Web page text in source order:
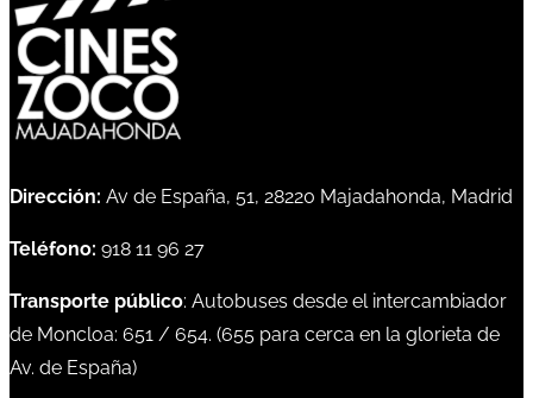
Dirección: Av de España, 51, 28220 Majadahonda, Madrid
Teléfono: 918 11 96 27
Transporte público: Autobuses desde el intercambiador
de Moncloa: 651 / 654. (655 para cerca en la glorieta de
Av. de España)